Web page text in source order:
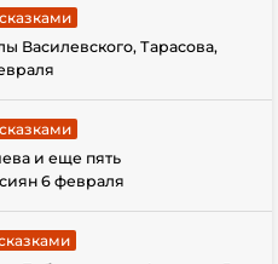
Василевского, Тарасова,
и еще пять
6 февраля